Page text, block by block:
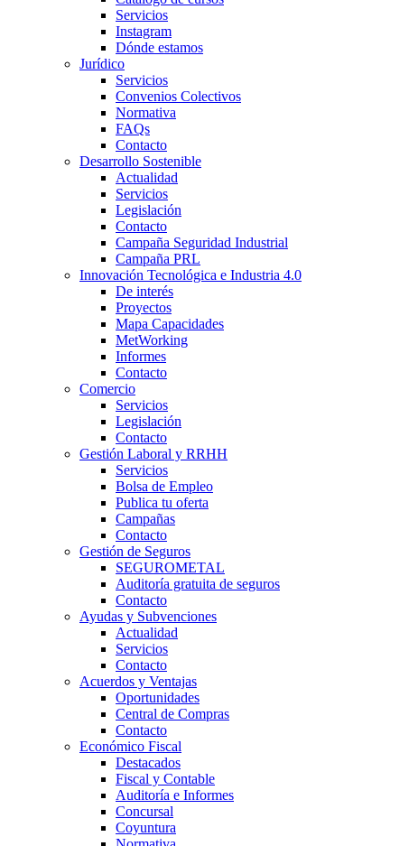
Servicios
Instagram
Dónde estamos
Jurídico
Servicios
Convenios Colectivos
Normativa
FAQs
Contacto
Desarrollo Sostenible
Actualidad
Servicios
Legislación
Contacto
Campaña Seguridad Industrial
Campaña PRL
Innovación Tecnológica e Industria 4.0
De interés
Proyectos
Mapa Capacidades
MetWorking
Informes
Contacto
Comercio
Servicios
Legislación
Contacto
Gestión Laboral y RRHH
Servicios
Bolsa de Empleo
Publica tu oferta
Campañas
Contacto
Gestión de Seguros
SEGUROMETAL
Auditoría gratuita de seguros
Contacto
Ayudas y Subvenciones
Actualidad
Servicios
Contacto
Acuerdos y Ventajas
Oportunidades
Central de Compras
Contacto
Económico Fiscal
Destacados
Fiscal y Contable
Auditoría e Informes
Concursal
Coyuntura